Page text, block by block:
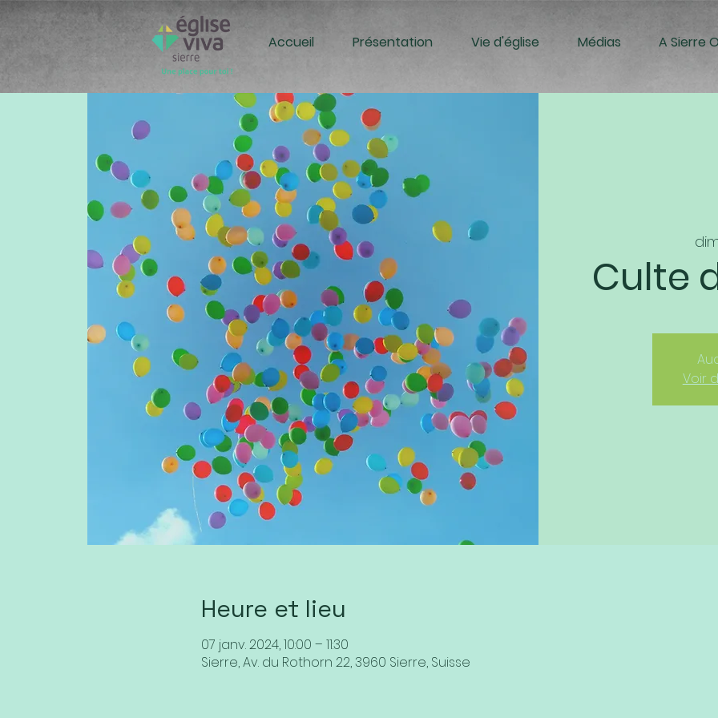
Accueil Présentation Vie d'église Médias A Sierre
Culte
Voir
Heure et lieu
07 janv. 2024, 10:00 – 11:30
Sierre, Av. du Rothorn 22, 3960 Sierre, Suisse